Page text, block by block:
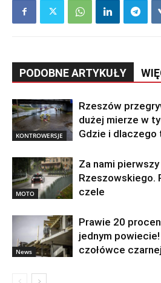
PODOBNE ARTYKUŁY
KONTROWERSJE
Rzeszów
dużej mierze w
Gdzie i dlaczego
MOTO
Za nami
Rzeszowskiego.
czele
News
Prawie 20
jednym
czołówce